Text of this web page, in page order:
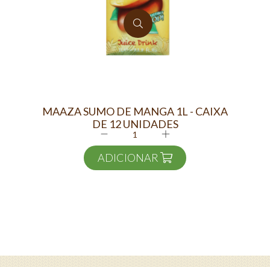
MAAZA SUMO DE MANGA 1L - CAIXA
DE 12 UNIDADES
ADICIONAR